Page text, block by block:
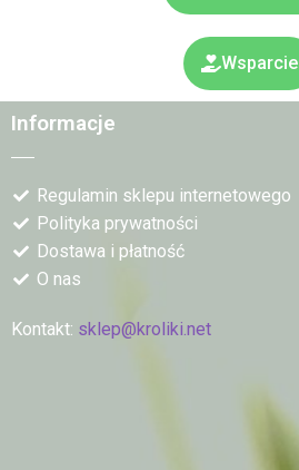
Wsparcie
Informacje
Regulamin sklepu internetowego
Polityka prywatności
Dostawa i płatność
O nas
Kontakt: sklep@kroliki.net